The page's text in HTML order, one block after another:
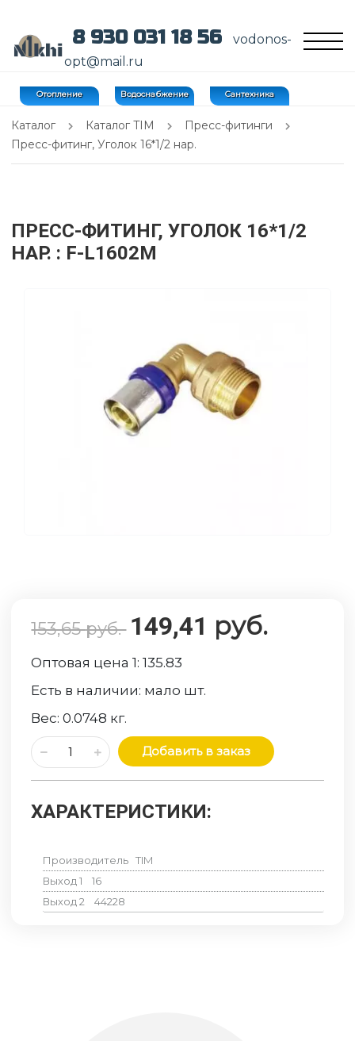
8 930 031 18 56
vodonos-
opt@mail.ru
Отопление Водоснабжение Сантехника
Каталог Каталог TIM
Пресс-фитинги
Пресс-фитинг, Уголок 16*1/2 нар.
ПРЕСС-ФИТИНГ, УГОЛОК 16*1/2
НАР. : F-L1602M
153,65руб. 149,41 руб.
Оптовая цена 1:135.83
Есть в наличии: мало шт.
Вес:0.0748 кг.
Добавить в заказ
ХАРАКТЕРИСТИКИ:
Производитель TIM
Выход 1
16
Выход 2
44228